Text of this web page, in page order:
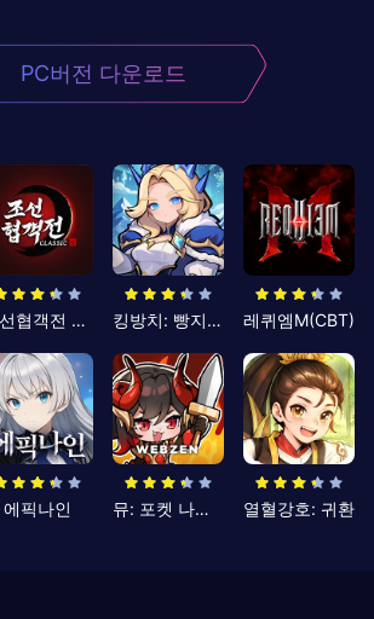
PC버전 다운로드
조선협객전 클래식 킹방치: 빵지의 제왕 레퀴엠M(CBT)
에픽나인 뮤: 포켓 나이츠 열혈강호: 귀환